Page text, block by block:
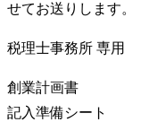
せてお送りします。
税理士事務所 専用
創業計画書
記入準備シート